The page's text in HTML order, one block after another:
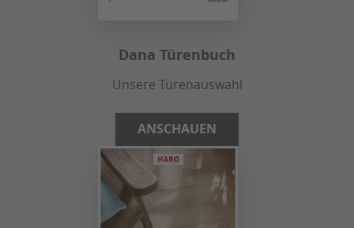
Dana Türenbuch
Unsere Türenauswahl
ANSCHAUEN